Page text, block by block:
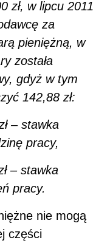
zł, w lipcu 2011
za
pieniężną, w
została
gdyż w tym
142,88 zł:
– stawka
pracy,
– stawka
pracy.
nie mogą
części